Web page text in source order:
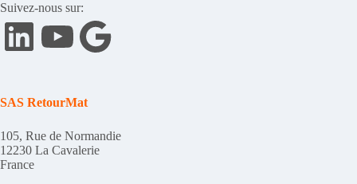
Suivez-nous sur:
LinkedInYouTube
Google
SAS RetourMat
105, Rue de Normandie
12230 La Cavalerie
France